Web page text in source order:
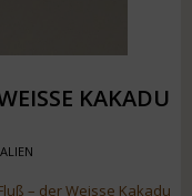
KAKADU
– der Weisse Kakadu